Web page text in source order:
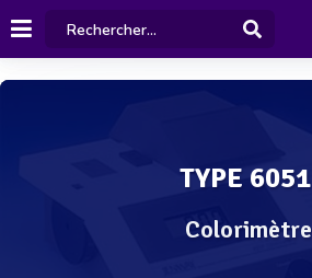
TYPE 6051
Colorimètre